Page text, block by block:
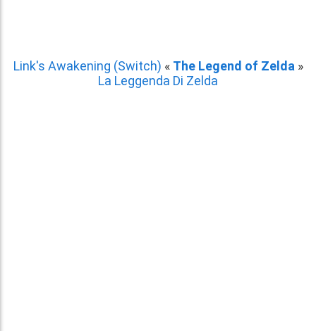
Link's Awakening (Switch) « The Legend of Zelda »
La Leggenda Di Zelda